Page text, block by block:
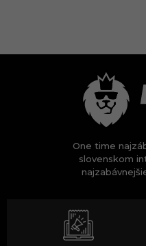
One time
slovenskom